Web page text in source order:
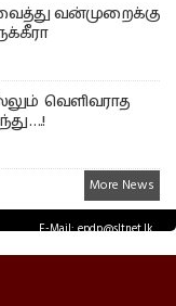
வன்முறைக்கு
வெளிவராத
….!
More News
E-Mail: epdp@sltnet.lk